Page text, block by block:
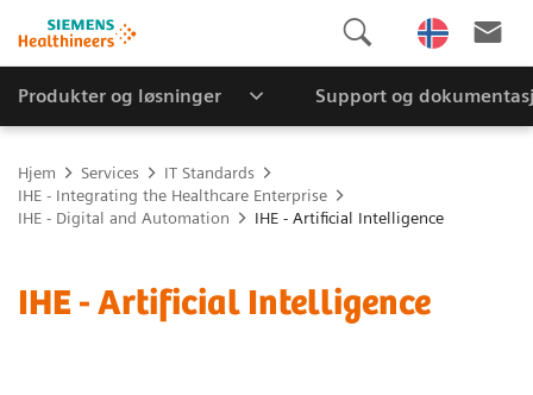
Produkter og løsninger Support og
Hjem Services
IT Standards
IHE - Integrating the Healthcare Enterprise
IHE - Digital and Automation
IHE - Artificial Intelligence
IHE - Artificial Intelligence